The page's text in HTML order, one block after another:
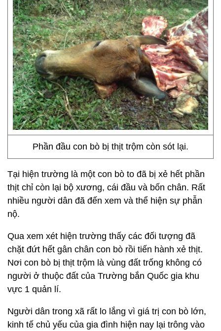
Phần đầu con bò bị thịt trộm còn sót lại.
Tại hiện trường là một con bò to đã bị xẻ hết phần
thịt chỉ còn lại bộ xương, cái đầu và bốn chân. Rất
nhiều người dân đã đến xem và thể hiện sự phẫn
nộ.
Qua xem xét hiện trường thấy các đối tượng đã
chặt đứt hết gân chân con bò rồi tiến hành xẻ thịt.
Nơi con bò bị thịt trộm là vùng đất trống không có
người ở thuộc đất của Trường bắn Quốc gia khu
vực 1 quản lí.
Người dân trong xã rất lo lắng vì giá trị con bò lớn,
kinh tế chủ yếu của gia đình hiện nay lại trông vào